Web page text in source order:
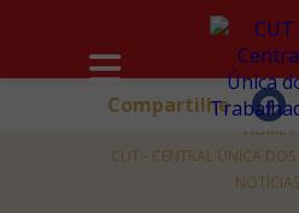
HOME
CUT - CENTRAL ÚNICA
NOTÍCIAS
Compartilhe